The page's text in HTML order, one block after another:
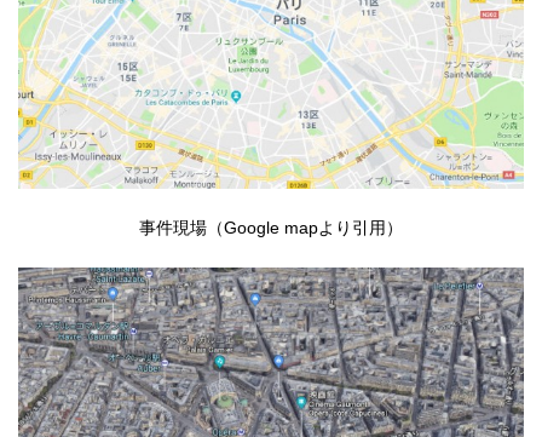
事件現場（Google mapより引用）